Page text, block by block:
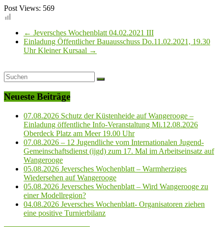
Post Views: 569
← Jeversches Wochenblatt 04.02.2021 III
Einladung Öffentlicher Bauausschuss Do.11.02.2021, 19.30
Uhr Kleiner Kursaal →
Neueste Beiträge
07.08.2026 Schutz der Küstenheide auf Wangerooge –
Einladung öffentliche Info-Veranstaltung Mi.12.08.2026
Oberdeck Platz am Meer 19.00 Uhr
07.08.2026 – 12 Jugendliche vom Internationalen Jugend-
Gemeinschaftsdienst (ijgd) zum 17. Mal im Arbeitseinsatz auf
Wangerooge
05.08.2026 Jeversches Wochenblatt – Warmherziges
Wiedersehen auf Wangerooge
05.08.2026 Jeversches Wochenblatt – Wird Wangerooge zu
einer Modellregion?
04.08.2026 Jeversches Wochenblatt- Organisatoren ziehen
eine positive Turnierbilanz